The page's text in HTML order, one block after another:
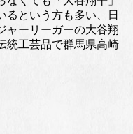
るという方も多い、日
ャーリーガーの大谷翔
統工芸品で群馬県高崎